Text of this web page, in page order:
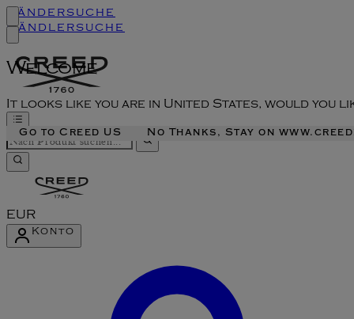
Welcome
It looks like you are in United States, would you
Go to Creed US No Thanks, Stay on
Ländersuche
Händlersuche
EUR
Konto